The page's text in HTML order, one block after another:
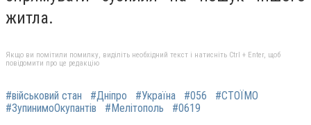
житла.
Якщо ви помітили помилку, виділіть необхідний текст і натисніть Ctrl + Enter, щоб
повідомити про це редакцію
#військовий стан #Дніпро #Україна #056
#СТОЇМО
#ЗупинимоОкупантів
#Мелітополь #0619